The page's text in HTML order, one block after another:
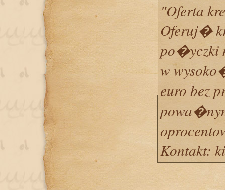
"Oferta
Oferuj�
po�yczki
w
euro bez
Kontakt: